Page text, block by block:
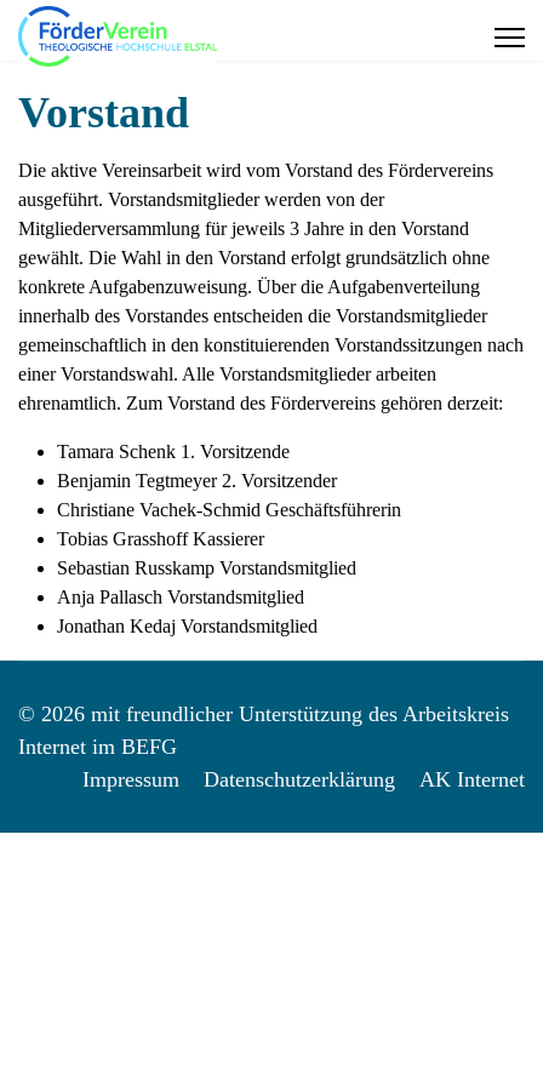
Vorstand
Die aktive Vereinsarbeit wird vom Vorstand des Fördervereins
ausgeführt. Vorstandsmitglieder werden von der
Mitgliederversammlung für jeweils 3 Jahre in den Vorstand
gewählt. Die Wahl in den Vorstand erfolgt grundsätzlich ohne
konkrete Aufgabenzuweisung. Über die Aufgabenverteilung
innerhalb des Vorstandes entscheiden die Vorstandsmitglieder
gemeinschaftlich in den konstituierenden Vorstandssitzungen nach
einer Vorstandswahl. Alle Vorstandsmitglieder arbeiten
ehrenamtlich. Zum Vorstand des Fördervereins gehören derzeit:
Tamara Schenk 1. Vorsitzende
Benjamin Tegtmeyer 2. Vorsitzender
Christiane Vachek-Schmid Geschäftsführerin
Tobias Grasshoff Kassierer
Sebastian Russkamp Vorstandsmitglied
Anja Pallasch Vorstandsmitglied
Jonathan Kedaj Vorstandsmitglied
© 2026 mit freundlicher Unterstützung des Arbeitskreis
Internet im BEFG
Impressum
Datenschutzerklärung AK Internet